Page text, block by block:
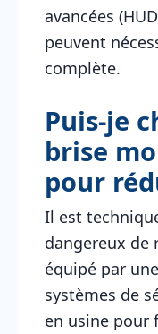
avancées
peuvent
complète.
Puis-je
brise
pour
Il est
dangereux de
équipé par
systèmes de
en usine pour